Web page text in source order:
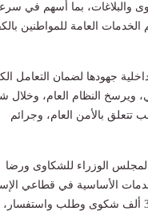
والبلاغات، بما أسهم في
العامة للمواطنين
جهودها لضمان التعامل
ويرسخ النظام العام، وخلال
ومعالجة 17.7 ألف شكوى وطلب تتعلق بالأمن العام، وجرائم
لمجلس الوزراء للشكاوى ورضا
الأساسية في قطاعي
والمرافق والارتقاء بجودتها، استقبلت المنظومة خلال الشهر نحو 33.2 ألف شكوى وطلب